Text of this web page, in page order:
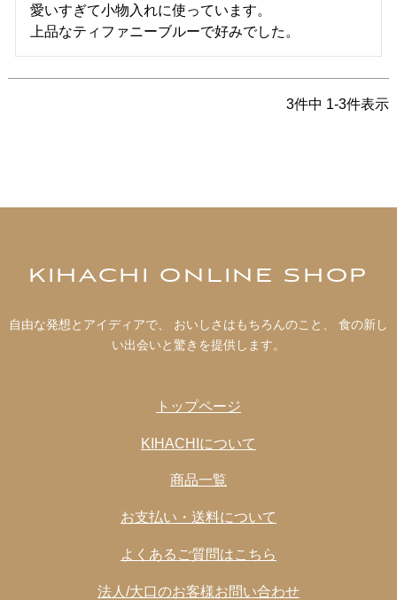
愛いすぎて小物入れに使っています。
上品なティファニーブルーで好みでした。
3件中 1-3件表示
KIHACHI ONLINE SHOP
自由な発想とアイディアで、 おいしさはもちろんのこと、 食の新し
い出会いと驚きを提供します。
トップページ
KIHACHIについて
商品一覧
お支払い・送料について
よくあるご質問はこちら
法人/大口のお客様お問い合わせ